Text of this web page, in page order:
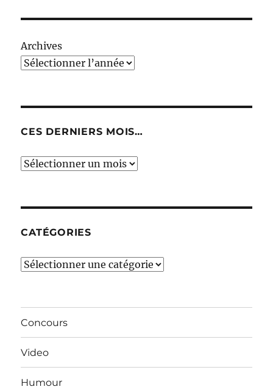
Archives
CES DERNIERS MOIS…
Ces
CATÉGORIES
Catégories
Concours
Video
Humour